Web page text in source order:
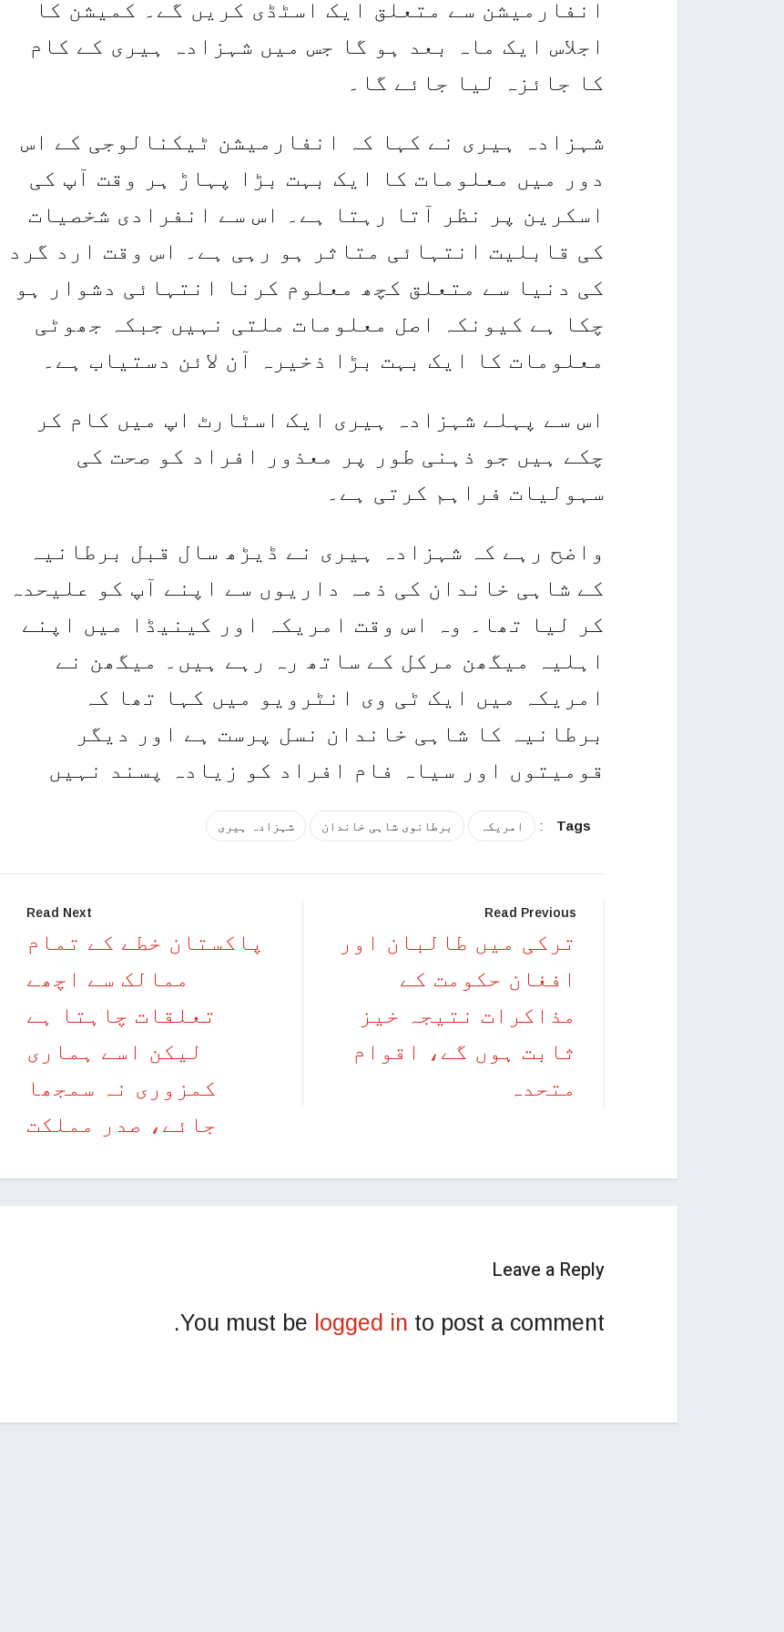
انفارمیشن سے متعلق ایک اسٹڈی کریں گے۔ کمیشن کا
اجلاس ایک ماہ بعد ہو گا جس میں شہزادہ ہیری کے کام
کا جائزہ لیا جائے گا۔
شہزادہ ہیری نے کہا کہ انفارمیشن ٹیکنالوجی کے اس
دور میں معلومات کا ایک بہت بڑا پہاڑ ہر وقت آپ کی
اسکرین پر نظر آتا رہتا ہے۔ اس سے انفرادی شخصیات
کی قابلیت انتہائی متاثر ہو رہی ہے۔ اس وقت ارد گرد
کی دنیا سے متعلق کچھ معلوم کرنا انتہائی دشوار ہو
چکا ہے کیونکہ اصل معلومات ملتی نہیں جبکہ جھوٹی
معلومات کا ایک بہت بڑا ذخیرہ آن لائن دستیاب ہے۔
اس سے پہلے شہزادہ ہیری ایک اسٹارٹ اپ میں کام کر
چکے ہیں جو ذہنی طور پر معذور افراد کو صحت کی
سہولیات فراہم کرتی ہے۔
واضح رہے کہ شہزادہ ہیری نے ڈیڑھ سال قبل برطانیہ
کے شاہی خاندان کی ذمہ داریوں سے اپنے آپ کو علیحدہ
کر لیا تھا۔ وہ اس وقت امریکہ اور کینیڈا میں اپنے
اہلیہ میگھن مرکل کے ساتھ رہ رہے ہیں۔ میگھن نے
امریکہ میں ایک ٹی وی انٹرویو میں کہا تھا کہ
برطانیہ کا شاہی خاندان نسل پرست ہے اور دیگر
قومیتوں اور سیاہ فام افراد کو زیادہ پسند نہیں
Tags
: امریکہ برطانوی شاہی خاندان شہزادہ ہیری
Read Previous
ترکی میں طالبان اور
افغان حکومت کے
مذاکرات نتیجہ خیز
ثابت ہوں گے، اقوام
متحدہ
Read Next
پاکستان خطے کے تمام
ممالک سے اچھے
تعلقات چاہتا ہے
لیکن اسے ہماری
کمزوری نہ سمجھا
جائے، صدر مملکت
Leave a Reply
You must be logged in to post a comment.